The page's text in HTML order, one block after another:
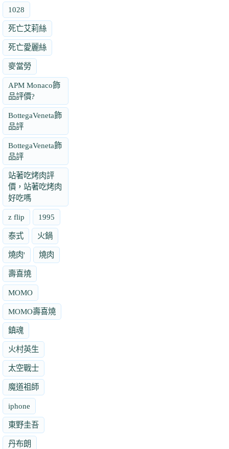
1028
死亡艾莉絲
死亡愛麗絲
麥當勞
APM Monaco飾
品評價?
BottegaVeneta飾
品評
BottegaVeneta飾
品評
站著吃烤肉評
價，站著吃烤肉
好吃嗎
z flip 1995
泰式 火鍋
燒肉' 燒肉
壽喜燒
MOMO
MOMO壽喜燒
鎮魂
火村英生
太空戰士
魔道祖師
iphone
東野圭吾
丹布朗